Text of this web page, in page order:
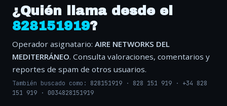
¿Quién llama desde el
828151919?
Operador asignatario: AIRE NETWORKS DEL
MEDITERRÁNEO. Consulta valoraciones, comentarios y
reportes de spam de otros usuarios.
También buscado como: 828151919 · 828 151 919 · +34 828
151 919 · 0034828151919